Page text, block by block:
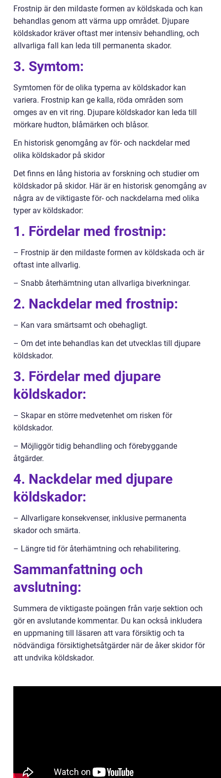
Frostnip är den mildaste formen av köldskada och kan
behandlas genom att värma upp området. Djupare
köldskador kräver oftast mer intensiv behandling, och
allvarliga fall kan leda till permanenta skador.
3. Symtom:
Symtomen för de olika typerna av köldskador kan
variera. Frostnip kan ge kalla, röda områden som
omges av en vit ring. Djupare köldskador kan leda till
mörkare hudton, blåmärken och blåsor.
En historisk genomgång av för- och nackdelar med
olika köldskador på skidor
Det finns en lång historia av forskning och studier om
köldskador på skidor. Här är en historisk genomgång av
några av de viktigaste för- och nackdelarna med olika
typer av köldskador:
1. Fördelar med frostnip:
– Frostnip är den mildaste formen av köldskada och är
oftast inte allvarlig.
– Snabb återhämtning utan allvarliga biverkningar.
2. Nackdelar med frostnip:
– Kan vara smärtsamt och obehagligt.
– Om det inte behandlas kan det utvecklas till djupare
köldskador.
3. Fördelar med djupare
köldskador:
– Skapar en större medvetenhet om risken för
köldskador.
– Möjliggör tidig behandling och förebyggande
åtgärder.
4. Nackdelar med djupare
köldskador:
– Allvarligare konsekvenser, inklusive permanenta
skador och smärta.
– Längre tid för återhämtning och rehabilitering.
Sammanfattning och
avslutning:
Summera de viktigaste poängen från varje sektion och
gör en avslutande kommentar. Du kan också inkludera
en uppmaning till läsaren att vara försiktig och ta
nödvändiga försiktighetsåtgärder när de åker skidor för
att undvika köldskador.